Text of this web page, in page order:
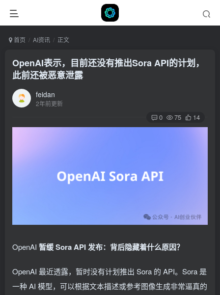
首页 AI资讯 正文
OpenAI表示，目前还没有推出Sora API的计划，
此前还被恶意泄露
feidan
2年前更新
0 75 14
OpenAI 暂缓 Sora API 发布：背后隐藏着什么原因？
OpenAI 最近透露，暂时没有计划推出 Sora 的 API。Sora 是
一种 AI 模型，可以根据文本描述或参考图像生成非常逼真的